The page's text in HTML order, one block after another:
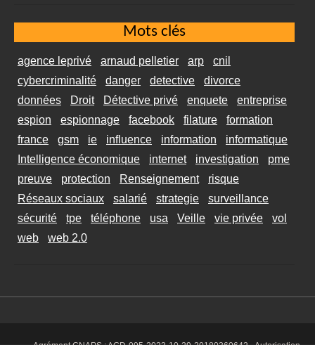
Mots clés
agence leprivé arnaud pelletier arp
cnil
cybercriminalité
danger detective
divorce
données
Droit Détective privé enquete
entreprise
espion
espionnage facebook filature
formation
france
gsm ie influence information
informatique
Intelligence économique
internet investigation
pme
preuve
protection Renseignement
risque
Réseaux sociaux
salarié strategie
surveillance
sécurité
tpe téléphone usa Veille vie privée
vol
web
web 2.0